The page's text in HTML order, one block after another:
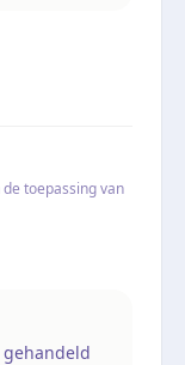
toepassing van